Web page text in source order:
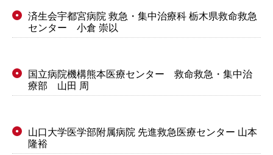
●
済生会宇都宮病院 救急・集中治療科 栃木県救命救急
センター 小倉 崇以
●
国立病院機構熊本医療センター 救命救急・集中治
療部 山田 周
●
山口大学医学部附属病院 先進救急医療センター 山本
隆裕